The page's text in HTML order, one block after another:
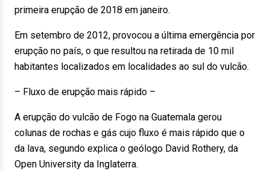
primeira erupção de 2018 em janeiro.
Em setembro de 2012, provocou a última emergência por
erupção no país, o que resultou na retirada de 10 mil
habitantes localizados em localidades ao sul do vulcão.
– Fluxo de erupção mais rápido –
A erupção do vulcão de Fogo na Guatemala gerou
colunas de rochas e gás cujo fluxo é mais rápido que o
da lava, segundo explica o geólogo David Rothery, da
Open University da Inglaterra.